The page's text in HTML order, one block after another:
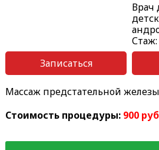
Записаться
Врач
Стаж:
Массаж предстательной
Стоимость процедуры: 900